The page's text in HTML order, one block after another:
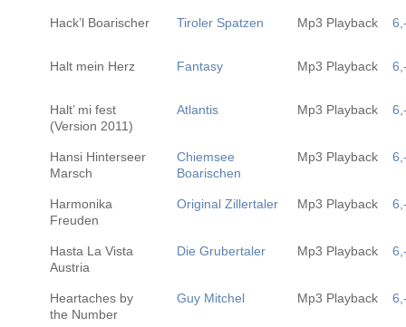
Hack’l Boarischer Tiroler Spatzen Mp3 Playback
Halt mein Herz Fantasy Mp3 Playback
Halt’ mi fest
(Version 2011)
Atlantis Mp3 Playback
Hansi Hinterseer
Marsch
Chiemsee
Boarischen
Mp3 Playback
Harmonika
Freuden
Original Zillertaler Mp3 Playback
Hasta La Vista
Austria
Die Grubertaler Mp3 Playback
Heartaches by
the Number
Guy Mitchel Mp3 Playback